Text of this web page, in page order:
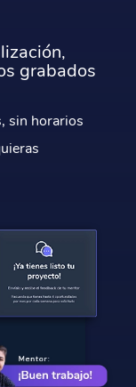
grabados
sin horarios